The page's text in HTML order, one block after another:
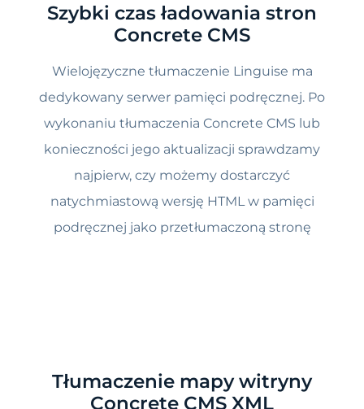
Szybki czas ładowania stron
Concrete CMS
Wielojęzyczne tłumaczenie Linguise ma
dedykowany serwer pamięci podręcznej. Po
wykonaniu tłumaczenia Concrete CMS lub
konieczności jego aktualizacji sprawdzamy
najpierw, czy możemy dostarczyć
natychmiastową wersję HTML w pamięci
podręcznej jako przetłumaczoną stronę
Tłumaczenie mapy witryny
Concrete CMS XML